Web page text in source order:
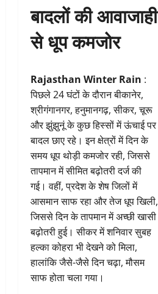
बादलों की आवाजाही
से धूप कमजोर
Rajasthan Winter Rain :
पिछले 24 घंटों के दौरान बीकानेर,
श्रीगंगानगर, हनुमानगढ़, सीकर, चूरू
और झुंझुनूं के कुछ हिस्सों में ऊंचाई पर
बादल छाए रहे। इन क्षेत्रों में दिन के
समय धूप थोड़ी कमजोर रही, जिससे
तापमान में सीमित बढ़ोतरी दर्ज की
गई। वहीं, प्रदेश के शेष जिलों में
आसमान साफ रहा और तेज धूप खिली,
जिससे दिन के तापमान में अच्छी खासी
बढ़ोतरी हुई। सीकर में शनिवार सुबह
हल्का कोहरा भी देखने को मिला,
हालांकि जैसे-जैसे दिन चढ़ा, मौसम
साफ होता चला गया।